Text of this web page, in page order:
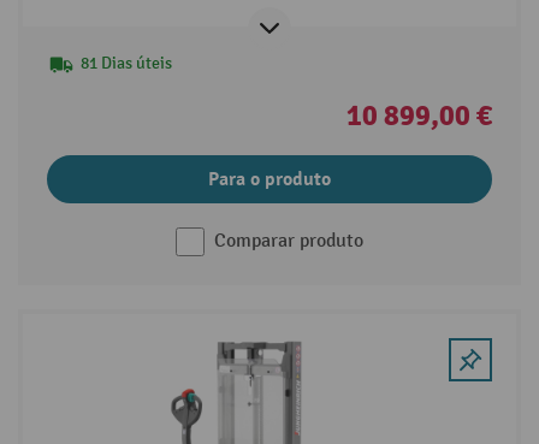
81 Dias úteis
10 899,00 €
Para o produto
Comparar produto